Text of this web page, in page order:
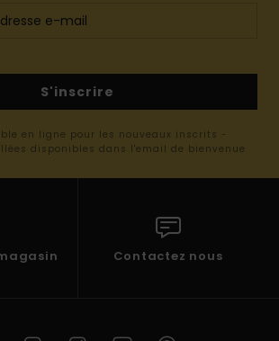
S'inscrire
en ligne pour les nouveaux inscrits -
disponibles dans l'email de bienvenue
Contactez nous